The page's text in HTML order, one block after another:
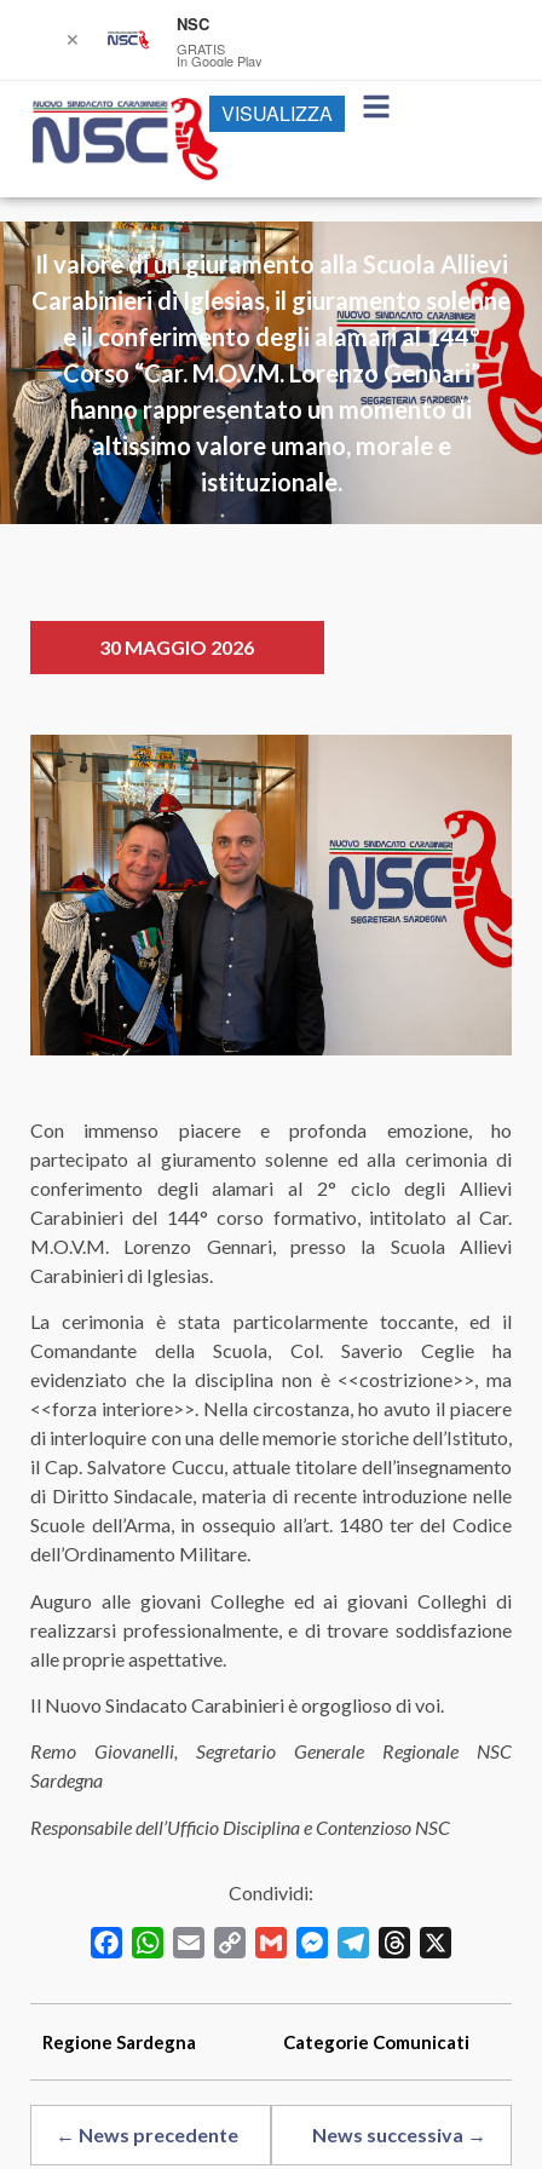
Il valore di un giuramento alla Scuola Allievi
Carabinieri di Iglesias, il giuramento solenne
e il conferimento degli alamari al 144°
Corso “Car. M.O.V.M. Lorenzo Gennari”
hanno rappresentato un momento di
altissimo valore umano, morale e
istituzionale.
30 MAGGIO 2026
Con immenso piacere e profonda emozione, ho
partecipato al giuramento solenne ed alla cerimonia di
conferimento degli alamari al 2° ciclo degli Allievi
Carabinieri del 144° corso formativo, intitolato al Car.
M.O.V.M. Lorenzo Gennari, presso la Scuola Allievi
Carabinieri di Iglesias.
La cerimonia è stata particolarmente toccante, ed il
Comandante della Scuola, Col. Saverio Ceglie ha
evidenziato che la disciplina non è <<costrizione>>, ma
<<forza interiore>>. Nella circostanza, ho avuto il piacere
di interloquire con una delle memorie storiche dell’Istituto,
il Cap. Salvatore Cuccu, attuale titolare dell’insegnamento
di Diritto Sindacale, materia di recente introduzione nelle
Scuole dell’Arma, in ossequio all’art. 1480 ter del Codice
dell’Ordinamento Militare.
Auguro alle giovani Colleghe ed ai giovani Colleghi di
realizzarsi professionalmente, e di trovare soddisfazione
alle proprie aspettative.
Il Nuovo Sindacato Carabinieri è orgoglioso di voi.
Remo Giovanelli, Segretario Generale Regionale NSC
Sardegna
Responsabile dell’Ufficio Disciplina e Contenzioso NSC
Condividi:
FacebookWhatsApp
Email
Copy
Gmail MessengerTelegramThreads
Regione Sardegna Categorie Comunicati
← News precedente News successiva →
✕
NSC
GRATIS
In Google Play
VISUALIZZA